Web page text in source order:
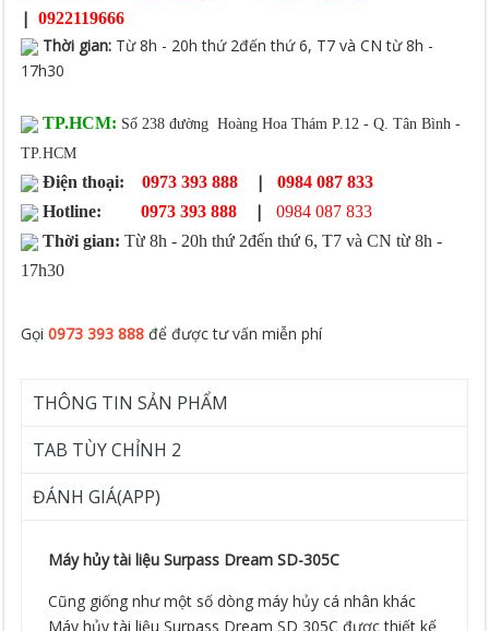
| 0922119666
Thời gian: Từ 8h - 20h thứ 2đến thứ 6, T7 và CN từ 8h -
17h30
TP.HCM: Số 238 đường Hoàng Hoa Thám P.12 - Q. Tân Bình -
TP.HCM
Điện thoại: 0973 393 888 |
0984 087 833
Hotline:
0973 393 888 |
0984 087 833
Thời gian: Từ 8h - 20h thứ 2đến thứ 6, T7 và CN từ 8h -
17h30
Gọi0973 393 888 để được tư vấn miễn phí
THÔNG TIN SẢN PHẨM
TAB TÙY CHỈNH 2
ĐÁNH GIÁ(APP)
Máy hủy tài liệu Surpass Dream SD-305C
Cũng giống như một số dòng máy hủy cá nhân khác
Máy hủy tài liệu Surpass Dream SD 305C được thiết kế